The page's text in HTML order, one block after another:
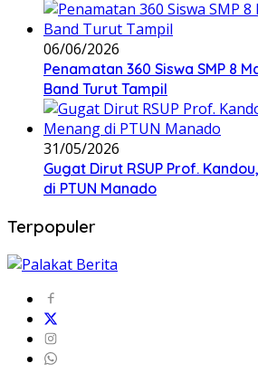
06/06/2026
Penamatan 360 Siswa SMP 8
Band Turut Tampil
31/05/2026
Gugat Dirut RSUP Prof.
di PTUN Manado
Terpopuler